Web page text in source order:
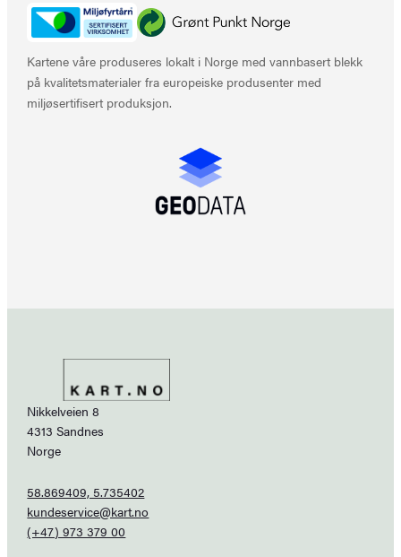
Kartene våre produseres lokalt i Norge med vannbasert blekk
på kvalitetsmaterialer fra europeiske produsenter med
miljøsertifisert produksjon.
Nikkelveien 8
4313 Sandnes
Norge
58.869409, 5.735402
kundeservice@kart.no
(+47) 973 379 00